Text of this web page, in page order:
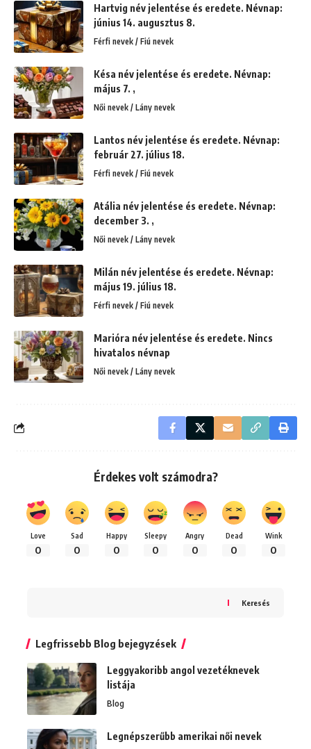
Hartvig név jelentése és eredete. Névnap:
június 14. augusztus 8.
Férfi nevek / Fiú nevek
Késa név jelentése és eredete. Névnap:
május 7. ,
Női nevek / Lány nevek
Lantos név jelentése és eredete. Névnap:
február 27. július 18.
Férfi nevek / Fiú nevek
Atália név jelentése és eredete. Névnap:
december 3. ,
Női nevek / Lány nevek
Milán név jelentése és eredete. Névnap:
május 19. július 18.
Férfi nevek / Fiú nevek
Marióra név jelentése és eredete. Nincs
hivatalos névnap
Női nevek / Lány nevek
Érdekes volt számodra?
Love
0
Sad
0
Happy
0
Sleepy
0
Angry
0
Dead
0
Wink
0
Keresés
Legfrissebb Blog bejegyzések
Leggyakoribb angol vezetéknevek
listája
Blog
Legnépszerűbb amerikai női nevek